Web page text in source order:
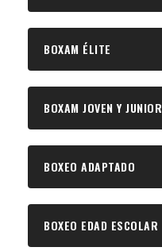
BOXAM ÉLITE
BOXAM JOVEN Y JUNIOR
BOXEO ADAPTADO
BOXEO EDAD ESCOLAR